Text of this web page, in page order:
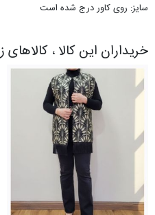
سایز: روی کاور درج شده است
خریداران این کالا ،